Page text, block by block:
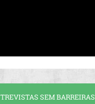
SEM BARREIRAS